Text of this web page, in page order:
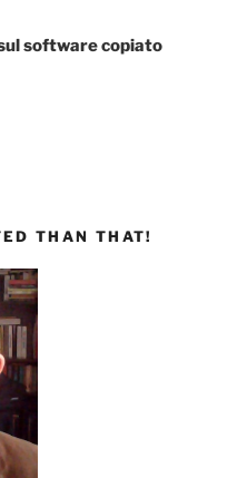
software copiato
THAN THAT!